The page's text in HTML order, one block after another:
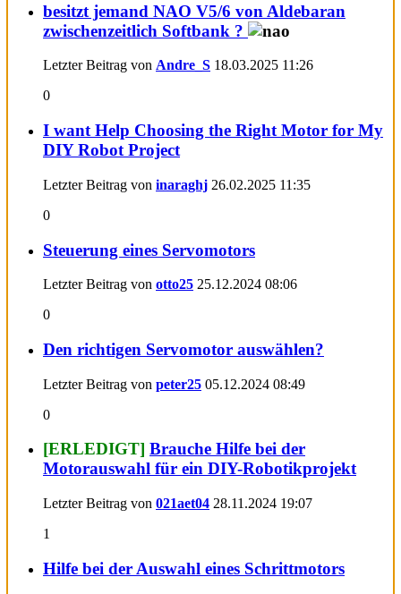
besitzt jemand NAO V5/6 von Aldebaran
zwischenzeitlich Softbank ?
Letzter Beitrag von Andre_S 18.03.2025 11:26
0
I want Help Choosing the Right Motor for My
DIY Robot Project
Letzter Beitrag von inaraghj 26.02.2025 11:35
0
Steuerung eines Servomotors
Letzter Beitrag von otto25 25.12.2024 08:06
0
Den richtigen Servomotor auswählen?
Letzter Beitrag von peter25 05.12.2024 08:49
0
[ERLEDIGT] Brauche Hilfe bei der
Motorauswahl für ein DIY-Robotikprojekt
Letzter Beitrag von 021aet04 28.11.2024 19:07
1
Hilfe bei der Auswahl eines Schrittmotors